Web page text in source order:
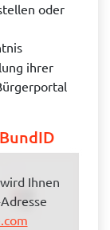
oder
ihrer
Ihnen